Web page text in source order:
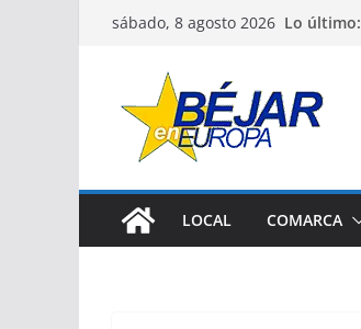
Saltarsábado, 8 agosto 2026 Lo último:
LOCAL COMARCA